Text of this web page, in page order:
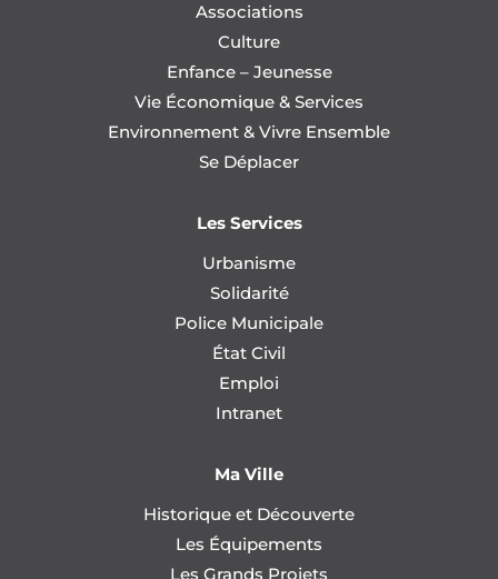
Associations
Culture
Enfance – Jeunesse
Vie Économique & Services
Environnement & Vivre Ensemble
Se Déplacer
Les Services
Urbanisme
Solidarité
Police Municipale
État Civil
Emploi
Intranet
Ma Ville
Historique et Découverte
Les Équipements
Les Grands Projets